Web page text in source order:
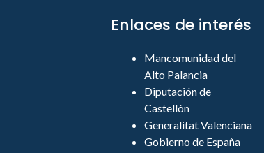
Enlaces de interés
Mancomunidad del
Alto Palancia
Diputación de
Castellón
Generalitat Valenciana
Gobierno de España